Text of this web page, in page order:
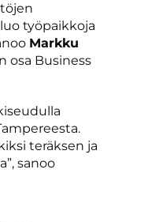
työpaikkoja
Markku
osa Business
teräksen ja
sanoo